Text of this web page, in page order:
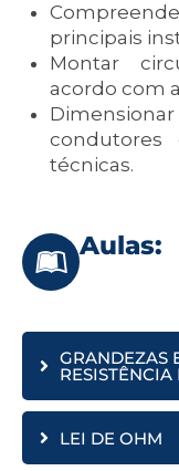
principais
Montar
acordo com
técnicas.
Aulas:
GRANDEZAS
LEI DE OHM